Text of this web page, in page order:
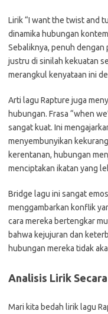
Lirik “I want the twist and
dinamika hubungan
Sebaliknya, penuh dengan
justru di sinilah kekuatan
merangkul kenyataan ini
Arti lagu Rapture juga
hubungan. Frasa “when
sangat kuat. Ini
menyembunyikan
kerentanan, hubungan
menciptakan ikatan yang
Bridge lagu ini sangat
menggambarkan konflik
cara mereka bertengkar
bahwa kejujuran dan
hubungan mereka tidak
Analisis Lirik
Mari kita bedah lirik lagu